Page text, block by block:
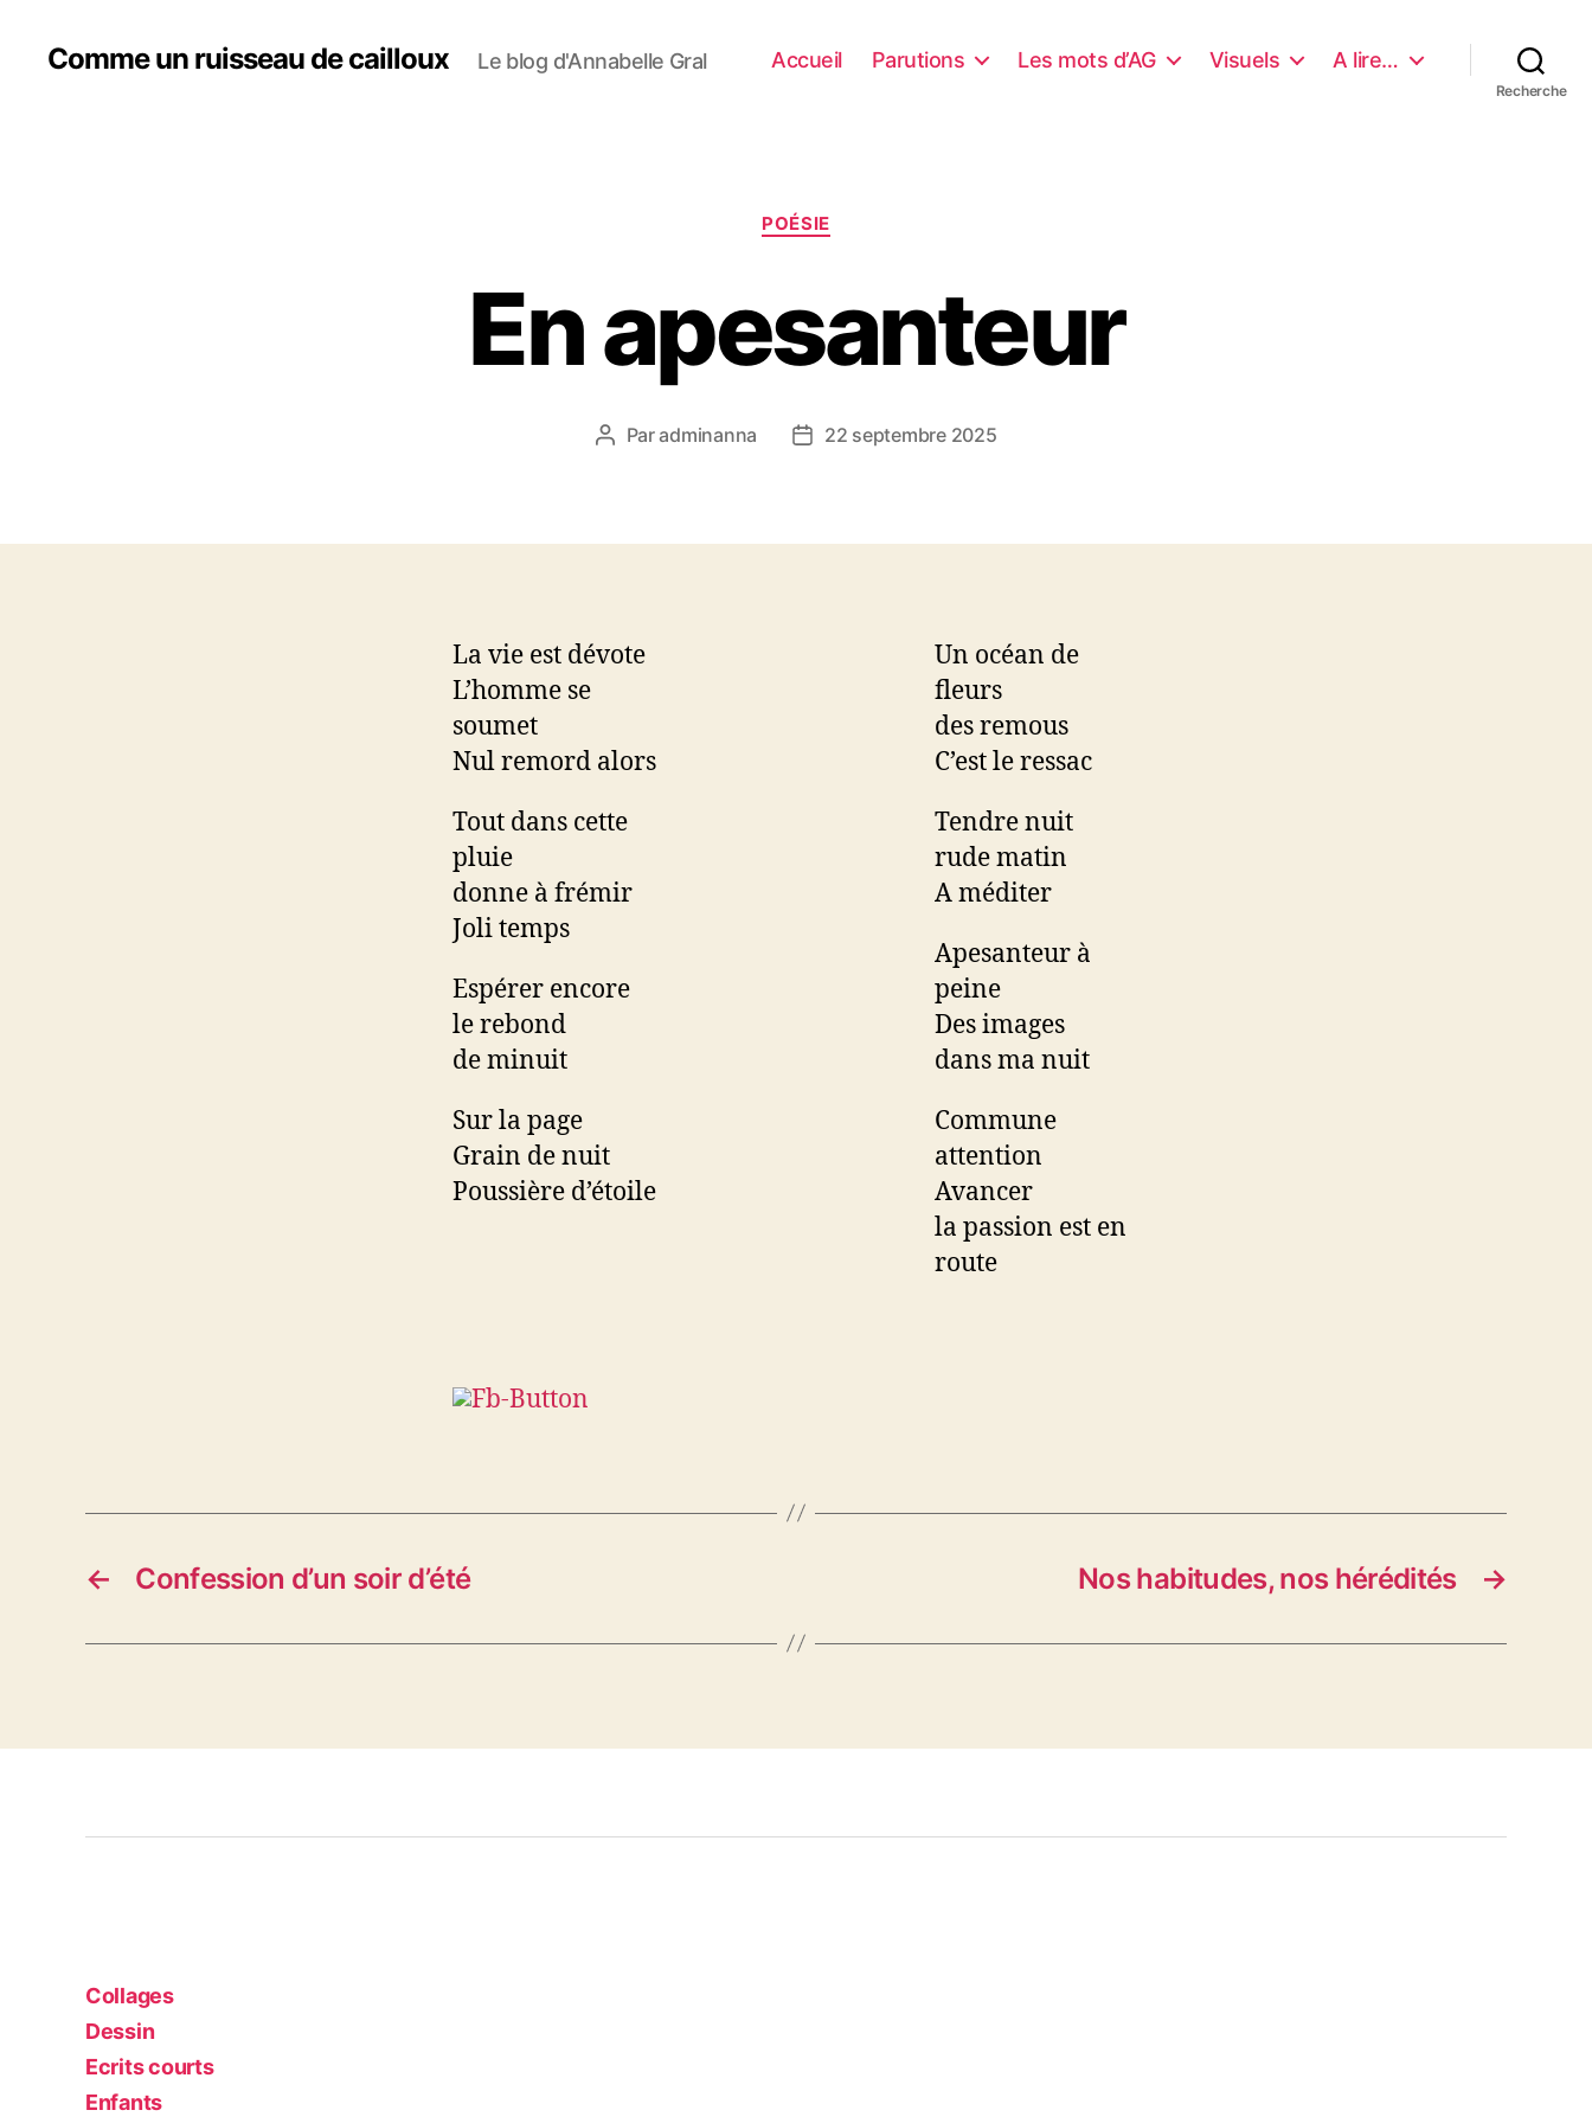
Comme un ruisseau de cailloux Le blog d'Annabelle Gral Accueil Parutions Les mots d’AG Visuels A lire…
Recherche
Catégories
POÉSIE
En apesanteur
Auteur
Paradminanna
Date22 septembre 2025
La vie est dévote
L’homme se
soumet
Nul remord alors
Tout dans cette
pluie
donne à frémir
Joli temps
Espérer encore
le rebond
de minuit
Sur la page
Grain de nuit
Poussière d’étoile
Un océan de
fleurs
des remous
C’est le ressac
Tendre nuit
rude matin
A méditer
Apesanteur à
peine
Des images
dans ma nuit
Commune
attention
Avancer
la passion est en
route
← Confession d’un soir d’été →
Nos habitudes, nos hérédités
Collages
Dessin
Ecrits courts
Enfants